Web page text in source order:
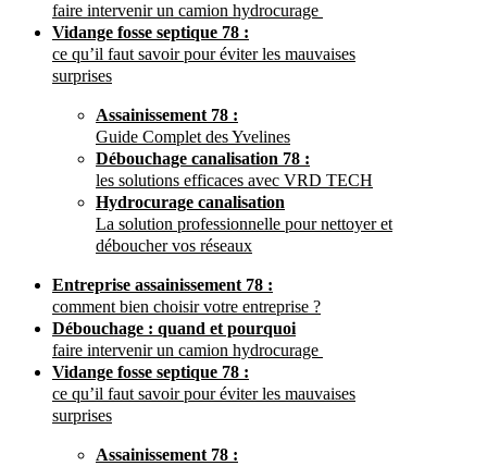
faire intervenir un camion hydrocurage
Vidange fosse septique 78 :
ce qu’il faut savoir pour éviter les mauvaises
surprises
Assainissement 78 :
Guide Complet des Yvelines
Débouchage canalisation 78 :
les solutions efficaces avec VRD TECH
Hydrocurage canalisation
La solution professionnelle pour nettoyer et
déboucher vos réseaux
Entreprise assainissement 78 :
comment bien choisir votre entreprise ?
Débouchage : quand et pourquoi
faire intervenir un camion hydrocurage
Vidange fosse septique 78 :
ce qu’il faut savoir pour éviter les mauvaises
surprises
Assainissement 78 :